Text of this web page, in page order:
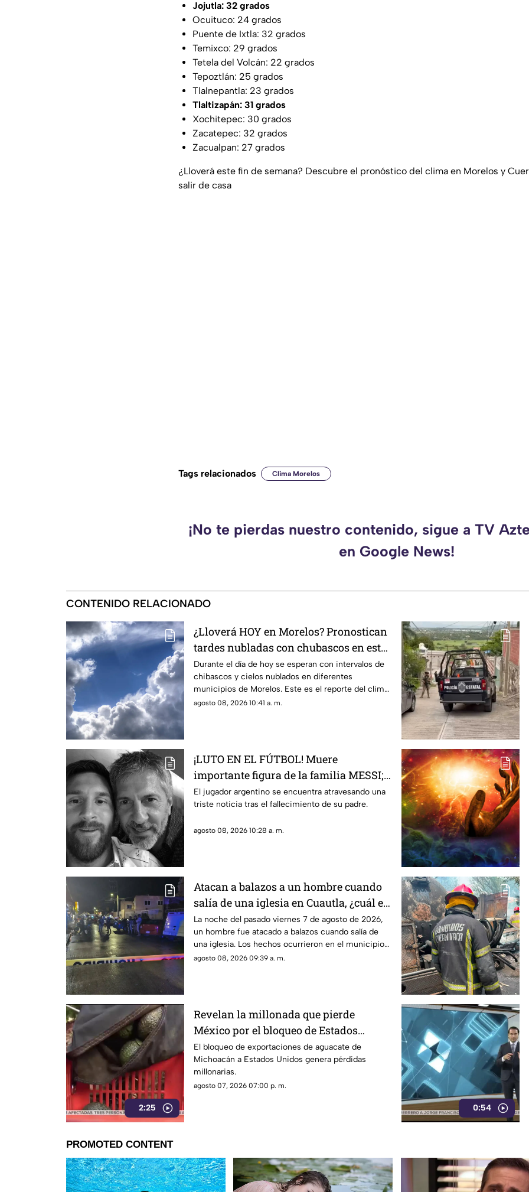
Jojutla: 32 grados
Ocuituco: 24 grados
Puente de Ixtla: 32 grados
Temixco: 29 grados
Tetela del Volcán: 22 grados
Tepoztlán: 25 grados
Tlalnepantla: 23 grados
Tlaltizapán: 31 grados
Xochitepec: 30 grados
Zacatepec: 32 grados
Zacualpan: 27 grados
¿Lloverá este fin de semana? Descubre el pronóstico del clima en Morelos y
salir de casa
Tags relacionados Clima Morelos
¡No te pierdas nuestro contenido, sigue a TV
en Google News!
CONTENIDO RELACIONADO
¿Lloverá HOY en Morelos? Pronostican
tardes nubladas con chubascos en estos
municipios
Durante el día de hoy se esperan con intervalos de
chibascos y cielos nublados en diferentes
municipios de Morelos. Este es el reporte del clima
del sábado 8 de agosto de 2026.
agosto 08, 2026 10:41 a. m.
¡LUTO EN EL FÚTBOL! Muere
importante figura de la familia MESSI;
así dieron a conocer la noticia
El jugador argentino se encuentra atravesando una
triste noticia tras el fallecimiento de su padre.
agosto 08, 2026 10:28 a. m.
Atacan a balazos a un hombre cuando
salía de una iglesia en Cuautla, ¿cuál es
su estado de salud?
La noche del pasado viernes 7 de agosto de 2026,
un hombre fue atacado a balazos cuando salía de
una iglesia. Los hechos ocurrieron en el municipio
de Cuautla.
agosto 08, 2026 09:39 a. m.
2:25
Revelan la millonada que pierde
México por el bloqueo de Estados
Unidos al aguacate de Michoacán
El bloqueo de exportaciones de aguacate de
Michoacán a Estados Unidos genera pérdidas
millonarias.
agosto 07, 2026 07:00 p. m.
0:54